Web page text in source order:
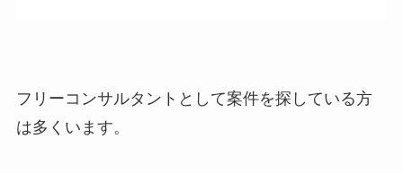
フリーコンサルタントとして案件を探している方
は多くいます。